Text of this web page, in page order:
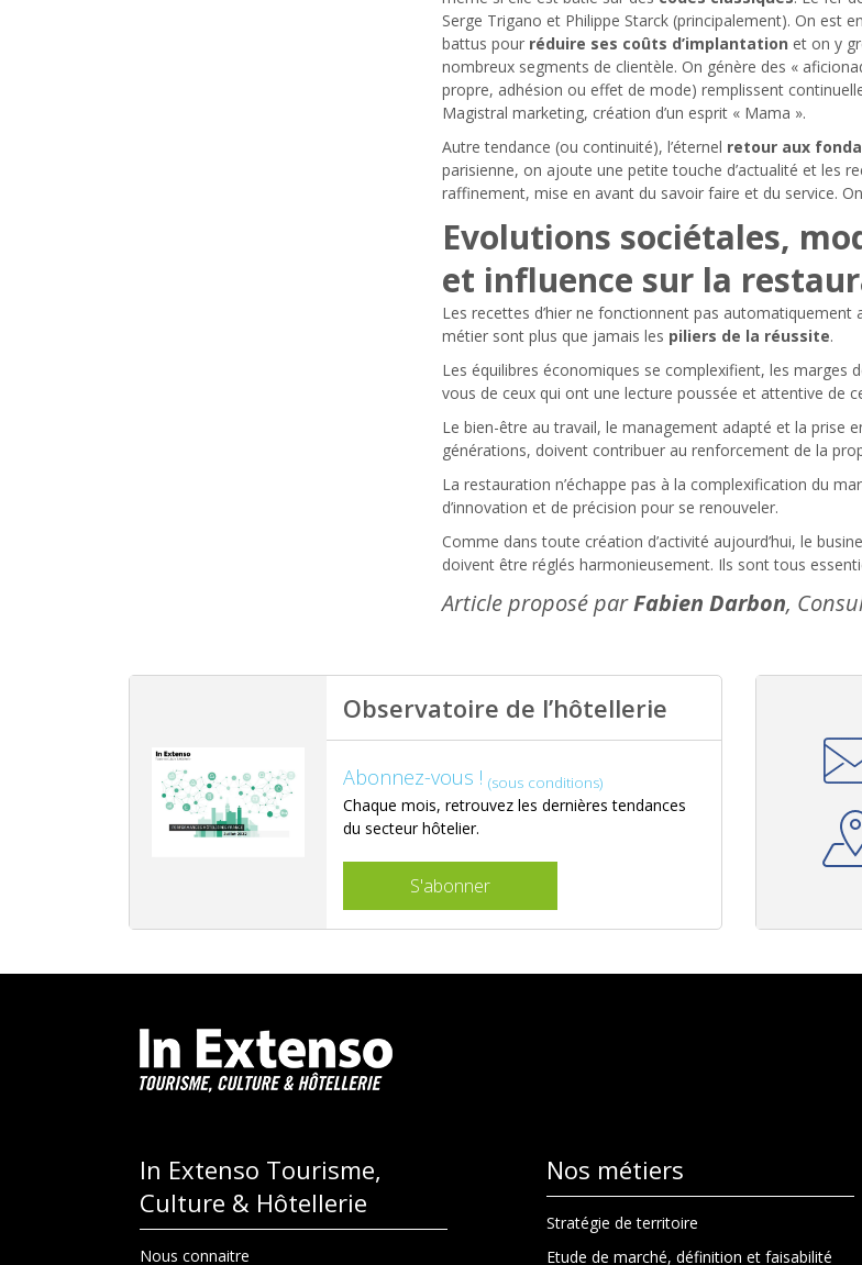
Serge Trigano et Philippe Starck (principalement). On est
battus pour réduire ses coûts d’implantation et on y
nombreux segments de clientèle. On génère des «
propre, adhésion ou effet de mode) remplissent
Magistral marketing, création d’un esprit « Mama ».
Autre tendance (ou continuité), l’éternel retour aux
parisienne, on ajoute une petite touche d’actualité et les
raffinement, mise en avant du savoir faire et du service.
Evolutions sociétales,
et influence sur la
Les recettes d’hier ne fonctionnent pas
métier sont plus que jamais les piliers de la réussite.
Les équilibres économiques se complexifient, les
vous de ceux qui ont une lecture poussée et attentive de
Le bien-être au travail, le management adapté et la prise
générations, doivent contribuer au renforcement de la
La restauration n’échappe pas à la complexification du
d’innovation et de précision pour se renouveler.
Comme dans toute création d’activité aujourd’hui, le
doivent être réglés harmonieusement. Ils sont tous
Article proposé parFabien Darbon,
Observatoire de l’hôtellerie
Abonnez-vous !(sous conditions)
Chaque mois, retrouvez les dernières tendances
du secteur hôtelier.
S'abonner
In Extenso Tourisme,
Culture & Hôtellerie
Nous connaitre
Nos métiers
Stratégie de territoire
Etude de marché, définition et faisabilité